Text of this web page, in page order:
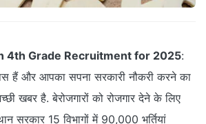
4th Grade Recruitment for 2025:
हैं और आपका सपना सरकारी नौकरी करने का
खबर है. बेरोजगारों को रोजगार देने के लिए
सरकार 15 विभागों में 90,000 भर्तियां